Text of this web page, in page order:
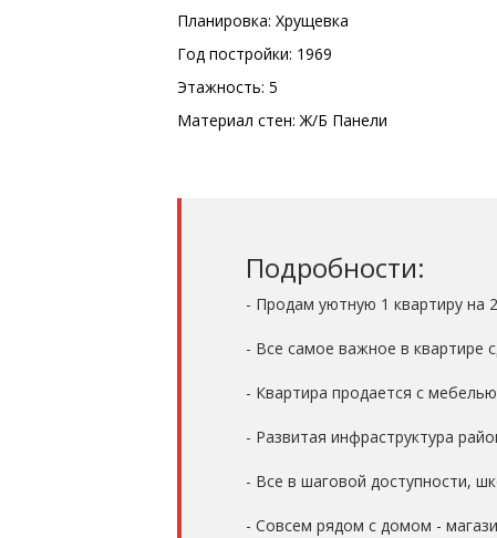
Планировка: Хрущевка
Год постройки: 1969
Этажность: 5
Материал стен: Ж/Б Панели
Подробности:
- Продам уютную 1 квартиру на
- Все самое важное в квартире
- Квартира продается с
- Развитая инфраструктура
- Все в шаговой доступности,
- Совсем рядом с домом -